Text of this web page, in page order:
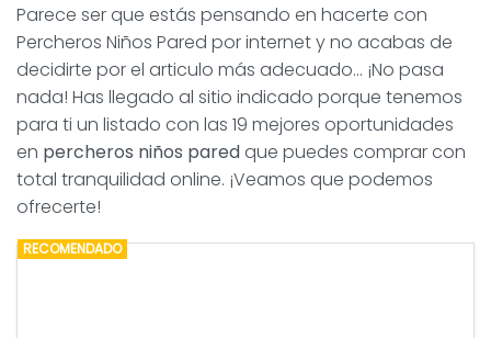
Parece ser que estás pensando en hacerte con
Percheros Niños Pared por internet y no acabas de
decidirte por el articulo más adecuado... ¡No pasa
nada! Has llegado al sitio indicado porque tenemos
para ti un listado con las 19 mejores oportunidades
en percheros niños paredque puedes comprar con
total tranquilidad online. ¡Veamos que podemos
ofrecerte!
RECOMENDADO